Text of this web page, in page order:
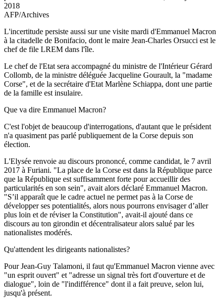
2018
AFP/Archives
L'incertitude persiste aussi sur une visite mardi d'Emmanuel Macron
à la citadelle de Bonifacio, dont le maire Jean-Charles Orsucci est le
chef de file LREM dans l'île.
Le chef de l'Etat sera accompagné du ministre de l'Intérieur Gérard
Collomb, de la ministre déléguée Jacqueline Gourault, la "madame
Corse", et de la secrétaire d'Etat Marlène Schiappa, dont une partie
de la famille est insulaire.
Que va dire Emmanuel Macron?
C'est l'objet de beaucoup d'interrogations, d'autant que le président
n'a quasiment pas parlé publiquement de la Corse depuis son
élection.
L'Elysée renvoie au discours prononcé, comme candidat, le 7 avril
2017 à Furiani. "La place de la Corse est dans la République parce
que la République est suffisamment forte pour accueillir des
particularités en son sein", avait alors déclaré Emmanuel Macron.
"S’il apparaît que le cadre actuel ne permet pas à la Corse de
développer ses potentialités, alors nous pourrons envisager d’aller
plus loin et de réviser la Constitution", avait-il ajouté dans ce
discours au ton girondin et décentralisateur alors salué par les
nationalistes modérés.
Qu'attendent les dirigeants nationalistes?
Pour Jean-Guy Talamoni, il faut qu'Emmanuel Macron vienne avec
"un esprit ouvert" et "adresse un signal très fort d'ouverture et de
dialogue", loin de "l'indifférence" dont il a fait preuve, selon lui,
jusqu'à présent.